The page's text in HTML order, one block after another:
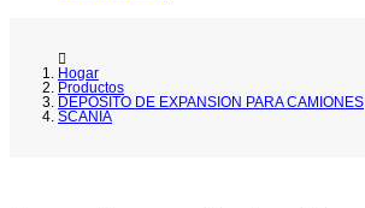
Hogar
Productos
DEPOSITO DE EXPANSION PARA CAMIONES
SCANIA